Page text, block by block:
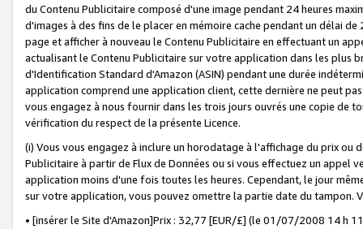
du Contenu Publicitaire composé d'une image pendant 24 heures
d'images à des fins de le placer en mémoire cache pendant un délai
page et afficher à nouveau le Contenu Publicitaire en effectuant un
actualisant le Contenu Publicitaire sur votre application dans les plus
d'Identification Standard d'Amazon (ASIN) pendant une durée
application comprend une application client, cette dernière ne peut
vous engagez à nous fournir dans les trois jours ouvrés une copie de
vérification du respect de la présente Licence.
(i) Vous vous engagez à inclure un horodatage à l'affichage du prix
Publicitaire à partir de Flux de Données ou si vous effectuez un appel
application moins d'une fois toutes les heures. Cependant, le jour
sur votre application, vous pouvez omettre la partie date du tampon.
• [insérer le Site d'Amazon]Prix : 32,77 [EUR/£] (le 01/07/2008 14 h